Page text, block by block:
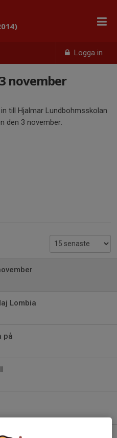
Logga in
november
till Hjalmar Lundbohmsskolan
den 3 november.
Lombia
på
11/5 (OBS 11/5)